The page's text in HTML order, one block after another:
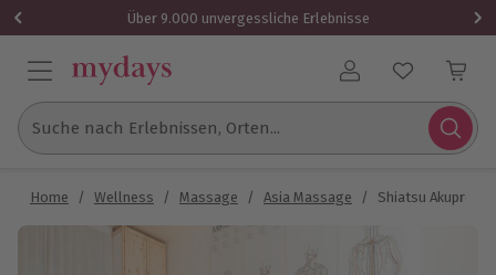
Über 9.000 unvergessliche Erlebnisse
Benutzerkonto
Suche nach Erlebnissen, Orten...
Home / Wellness / Massage / Asia Massage / Shiatsu